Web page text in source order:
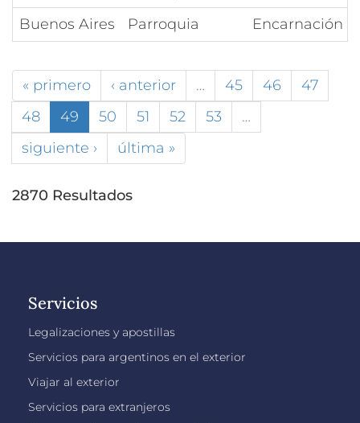
Buenos Aires
Parroquia Encarnación
« primero ‹ anterior … 45 46
47
48
49 50 51 52 53
…
siguiente ›
última »
2870 Resultados
Servicios
Legalizaciones y apostillas
Servicios para argentinos en el exterior
Viajar al exterior
Servicios para extranjeros